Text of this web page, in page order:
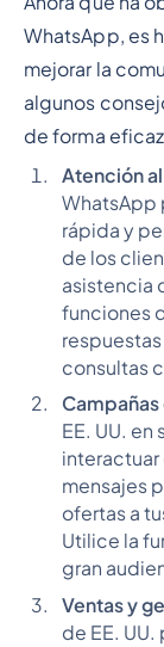
WhatsApp, es
mejorar la
algunos
de forma
Atención
WhatsApp
rápida y
de los
asistencia
funciones
consultas
EE. UU.
interactuar
mensajes
ofertas a
Utilice la
gran
Ventas y
de EE.